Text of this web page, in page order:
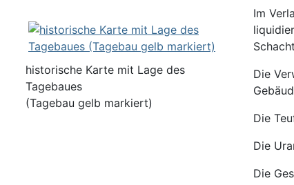
historische Karte mit Lage des
Tagebaues
(Tagebau gelb markiert)
Im
Die
Die
Die
Die